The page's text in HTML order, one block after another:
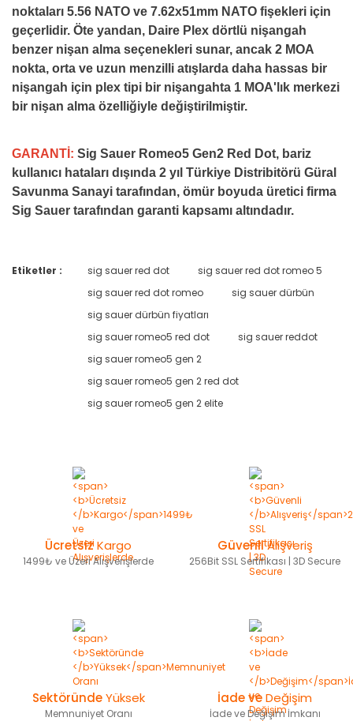
noktaları 5.56 NATO ve 7.62x51mm NATO fişekleri için
geçerlidir. Öte yandan, Daire Plex dörtlü nişangah
benzer nişan alma seçenekleri sunar, ancak 2 MOA
nokta, orta ve uzun menzilli atışlarda daha hassas bir
nişangah için plex tipi bir nişangahta 1 MOA'lık merkezi
bir nişan alma özelliğiyle değiştirilmiştir.
GARANTİ: Sig Sauer Romeo5 Gen2 Red Dot, bariz
kullanıcı hataları dışında 2 yıl Türkiye Distribitörü Güral
Savunma Sanayi tarafından, ömür boyuda üretici firma
Sig Sauer tarafından garanti kapsamı altındadır.
Yorum Yaz
Etiketler : sig sauer red dot
sig sauer red dot romeo 5
sig sauer red dot romeo
sig sauer dürbün
sig sauer dürbün fiyatları
sig sauer romeo5 red dot
sig sauer reddot
sig sauer romeo5 gen 2
sig sauer romeo5 gen 2 red dot
sig sauer romeo5 gen 2 elite
ÜcretsizKargo
1499₺ ve Üzeri Alışverişlerde
GüvenliAlışveriş
256Bit SSL Sertifikası | 3D Secure
SektöründeYüksek
Memnuniyet Oranı
İade veDeğişim
İade ve Değişim İmkanı